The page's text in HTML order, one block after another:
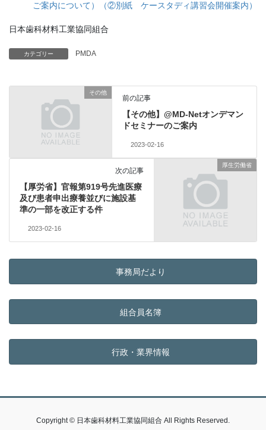
ご案内について）（②別紙 ケースタディ講習会開催案内）
日本歯科材料工業協同組合
カテゴリー PMDA
その他
前の記事
【その他】@MD-Netオンデマン
ドセミナーのご案内
2023-02-16
厚生労働省
次の記事
【厚労省】官報第919号先進医療
及び患者申出療養並びに施設基
準の一部を改正する件
2023-02-16
事務局だより
組合員名簿
行政・業界情報
Copyright © 日本歯科材料工業協同組合 All Rights Reserved.